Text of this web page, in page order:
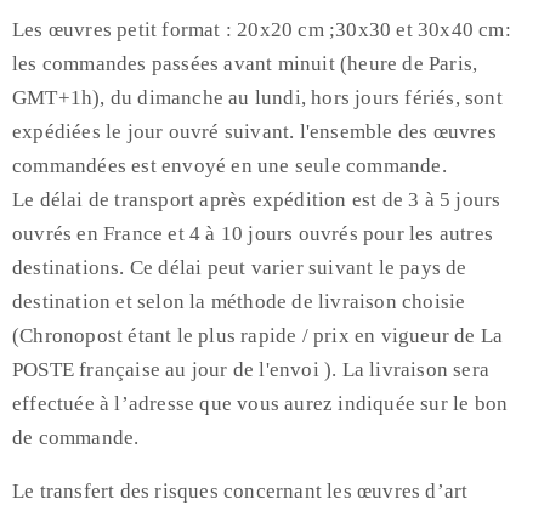
Les œuvres petit format : 20x20 cm ;30x30 et 30x40 cm:
les commandes passées avant minuit (heure de Paris,
GMT+1h), du dimanche au lundi, hors jours fériés, sont
expédiées le jour ouvré suivant. l'ensemble des œuvres
commandées est envoyé en une seule commande.
Le délai de transport après expédition est de 3 à 5 jours
ouvrés en France et 4 à 10 jours ouvrés pour les autres
destinations. Ce délai peut varier suivant le pays de
destination et selon la méthode de livraison choisie
(Chronopost étant le plus rapide / prix en vigueur de La
POSTE française au jour de l'envoi ). La livraison sera
effectuée à l’adresse que vous aurez indiquée sur le bon
de commande.
Le transfert des risques concernant les œuvres d’art